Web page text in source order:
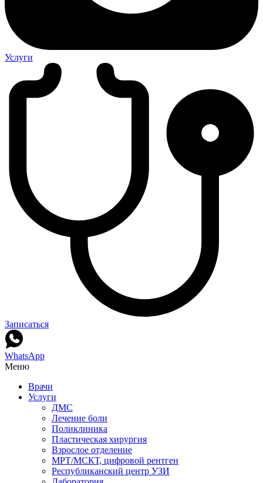
Услуги
Записаться
WhatsApp
Меню
Врачи
Услуги
ДМС
Лечение боли
Поликлиника
Пластическая хирургия
Взрослое отделение
МРТ/МСКТ, цифровой рентген
Республиканский центр УЗИ